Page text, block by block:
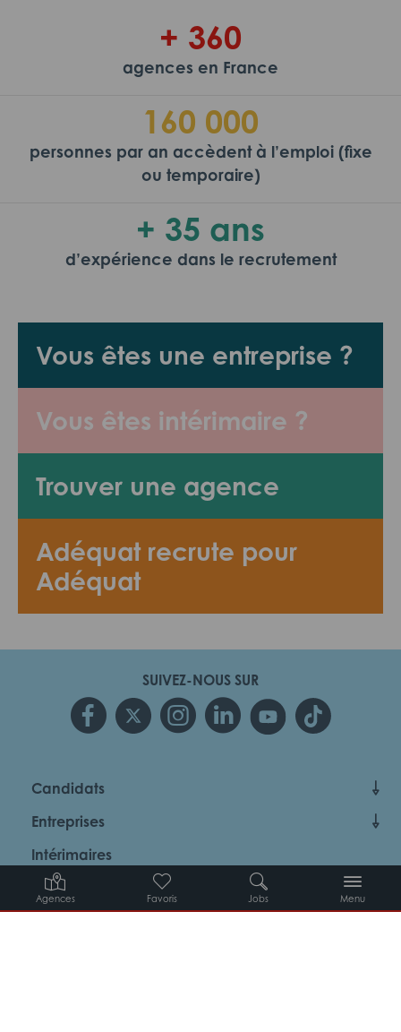
Agences Favoris Jobs Menu
Vous êtes une entreprise ?
Vous êtes intérimaire ?
Trouver une agence
Adéquat recrute pour
Adéquat
+ 360
agences en France
160 000
personnes par an accèdent à l’emploi (fixe
ou temporaire)
+ 35 ans
d’expérience dans le recrutement
SUIVEZ-NOUS SUR
Candidats
Entreprises
Intérimaires
À propos d’Adéquat